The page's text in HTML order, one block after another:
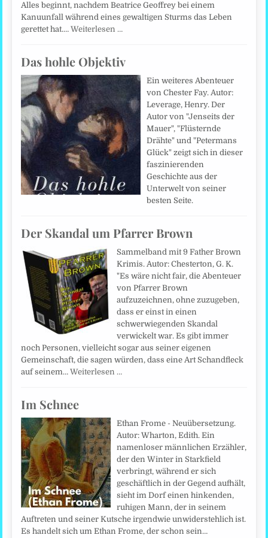
Alles beginnt, nachdem Beatrice Geoffrey bei einem
Kanuunfall während eines gewaltigen Sturms das Leben
gerettet hat.…Weiterlesen …
Das hohle Objektiv
Ein weiteres Abenteuer
von Chester Fay. Autor:
Leverage, Henry. Der
Autor von "Jenseits der
Mauer", "Flüsternde
Drähte" und "Petermans
Glück" zeigt sich in dieser
faszinierenden
Geschichte aus der
Unterwelt von seiner
besten Seite.
Der Skandal um Pfarrer Brown
Sammelband mit 9 Father Brown
Krimis. Autor: Chesterton, G. K.
"Es wäre nicht fair, die Abenteuer
von Pfarrer Brown
aufzuzeichnen, ohne zuzugeben,
dass er einst in einen
schwerwiegenden Skandal
verwickelt war. Es gibt immer
noch Personen, vielleicht sogar aus seiner eigenen
Gemeinschaft, die sagen würden, dass eine Art Schandfleck
auf seinem…Weiterlesen …
Im Schnee
Ethan Frome - Neuübersetzung.
Autor: Wharton, Edith. Ein
namenloser männlichen Erzähler,
der den Winter in Starkfield
verbringt, während er sich
geschäftlich in der Gegend aufhält,
sieht im Dorf einen hinkenden,
ruhigen Mann, der in seinem
Auftreten und seiner Kutsche irgendwie unwiderstehlich ist.
Es handelt sich um Ethan Frome, der schon sein…